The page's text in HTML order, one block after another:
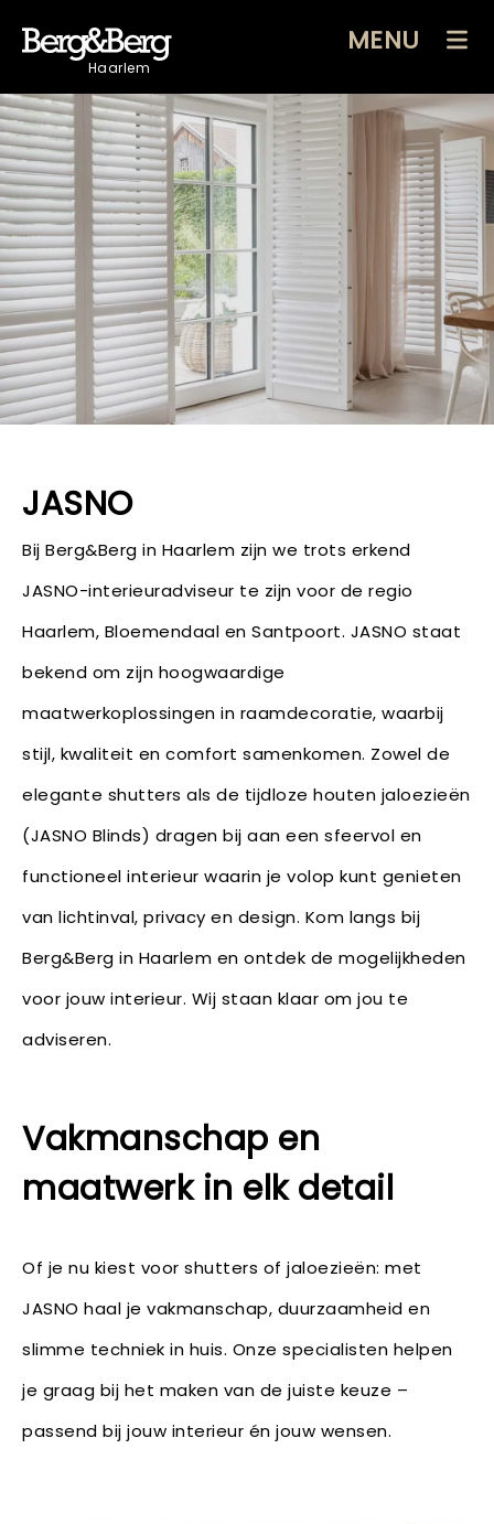
Haarlem
MENU
JASNO
Bij Berg&Berg in Haarlem zijn we trots erkend
JASNO-interieuradviseur te zijn voor de regio
Haarlem, Bloemendaal en Santpoort. JASNO staat
bekend om zijn hoogwaardige
maatwerkoplossingen in raamdecoratie, waarbij
stijl, kwaliteit en comfort samenkomen. Zowel de
elegante shutters als de tijdloze houten jaloezieën
(JASNO Blinds) dragen bij aan een sfeervol en
functioneel interieur waarin je volop kunt genieten
van lichtinval, privacy en design. Kom langs bij
Berg&Berg in Haarlem en ontdek de mogelijkheden
voor jouw interieur. Wij staan klaar om jou te
adviseren.
Vakmanschap en
maatwerk in elk detail
Of je nu kiest voor shutters of jaloezieën: met
JASNO haal je vakmanschap, duurzaamheid en
slimme techniek in huis. Onze specialisten helpen
je graag bij het maken van de juiste keuze –
passend bij jouw interieur én jouw wensen.